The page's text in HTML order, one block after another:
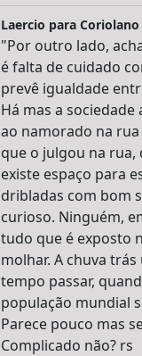
Laercio para Coriolano
"Por outro lado,
é falta de cuidado
prevê igualdade
Há mas a
ao namorado na
que o julgou na rua,
existe espaço para
dribladas com bom
curioso. Ninguém,
tudo que é exposto
molhar. A chuva
tempo passar,
população mundial
Parece pouco mas
Complicado não? rs